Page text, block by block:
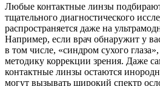
Любые контактные линзы
тщательного диагностического
распространяется даже на
Например, если врач обнаружит у
в том числе, «синдром сухого
методику коррекции зрения. Даже
контактные линзы остаются
могут вызывать широкий спектр